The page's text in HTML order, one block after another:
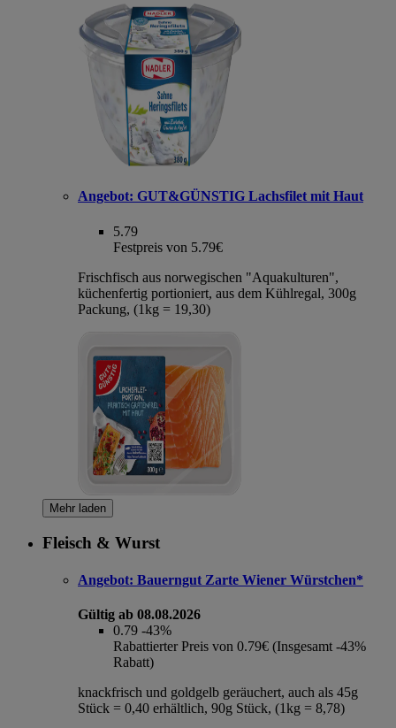
Angebot: GUT&GÜNSTIG Lachsfilet mit Haut
5.79
Festpreis von 5.79€
Frischfisch aus norwegischen "Aquakulturen",
küchenfertig portioniert, aus dem Kühlregal, 300g
Packung, (1kg = 19,30)
Mehr laden
Fleisch & Wurst
Angebot: Bauerngut Zarte Wiener Würstchen*
Gültig ab 08.08.2026
0.79 -43%
Rabattierter Preis von 0.79€ (Insgesamt -43%
Rabatt)
knackfrisch und goldgelb geräuchert, auch als 45g
Stück = 0,40 erhältlich, 90g Stück, (1kg = 8,78)